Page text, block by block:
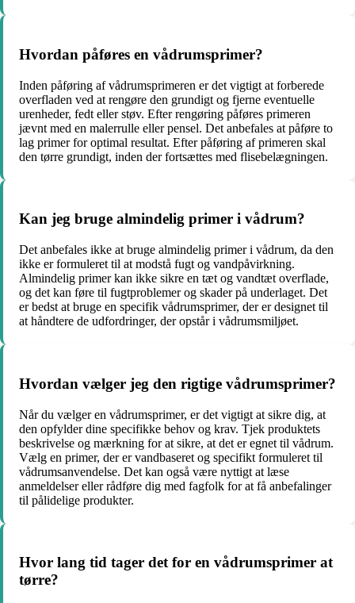
Hvordan påføres en vådrumsprimer?
Inden påføring af vådrumsprimeren er det vigtigt at forberede
overfladen ved at rengøre den grundigt og fjerne eventuelle
urenheder, fedt eller støv. Efter rengøring påføres primeren
jævnt med en malerrulle eller pensel. Det anbefales at påføre to
lag primer for optimal resultat. Efter påføring af primeren skal
den tørre grundigt, inden der fortsættes med flisebelægningen.
Kan jeg bruge almindelig primer i vådrum?
Det anbefales ikke at bruge almindelig primer i vådrum, da den
ikke er formuleret til at modstå fugt og vandpåvirkning.
Almindelig primer kan ikke sikre en tæt og vandtæt overflade,
og det kan føre til fugtproblemer og skader på underlaget. Det
er bedst at bruge en specifik vådrumsprimer, der er designet til
at håndtere de udfordringer, der opstår i vådrumsmiljøet.
Hvordan vælger jeg den rigtige vådrumsprimer?
Når du vælger en vådrumsprimer, er det vigtigt at sikre dig, at
den opfylder dine specifikke behov og krav. Tjek produktets
beskrivelse og mærkning for at sikre, at det er egnet til vådrum.
Vælg en primer, der er vandbaseret og specifikt formuleret til
vådrumsanvendelse. Det kan også være nyttigt at læse
anmeldelser eller rådføre dig med fagfolk for at få anbefalinger
til pålidelige produkter.
Hvor lang tid tager det for en vådrumsprimer at
tørre?